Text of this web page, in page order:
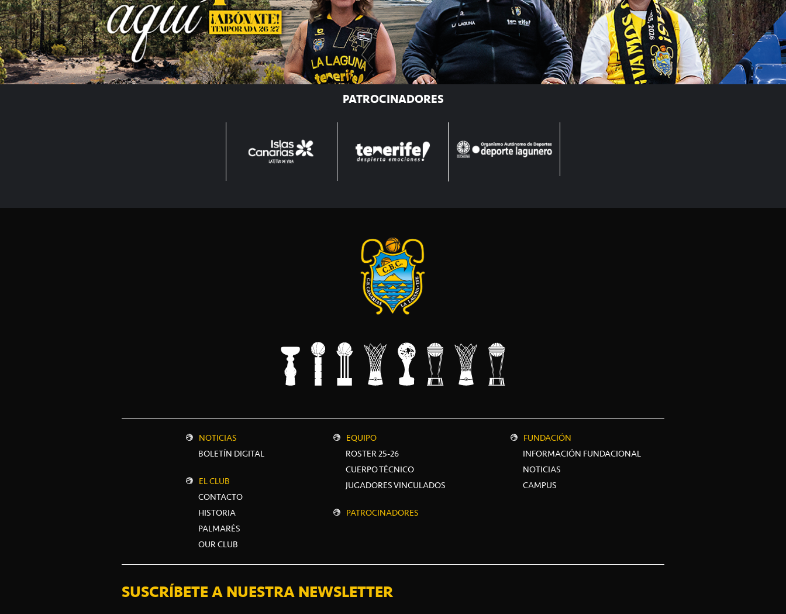
PATROCINADORES
NOTICIAS
BOLETÍN DIGITAL
EL CLUB
CONTACTO
HISTORIA
PALMARÉS
OUR CLUB
EQUIPO
ROSTER 25-26
CUERPO TÉCNICO
JUGADORES VINCULADOS
PATROCINADORES
FUNDACIÓN
INFORMACIÓN FUNDACIONAL
NOTICIAS
CAMPUS
SUSCRÍBETE A NUESTRA NEWSLETTER